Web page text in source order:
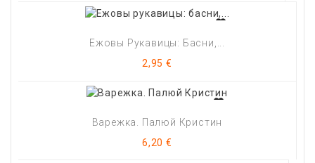
Ежовы Рукавицы: Басни,...
Цена
2,95 €
Варежка. Палюй Кристин
Цена
6,20 €